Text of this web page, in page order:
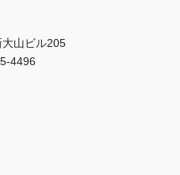
山ビル205
4496